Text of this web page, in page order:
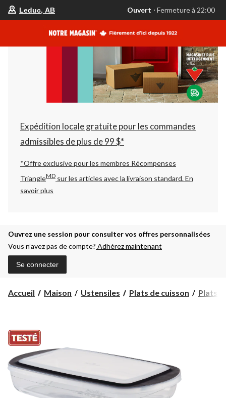
votre
est
AB,
Ouvert,
Fermeture
à
22:00
changer
Leduc, AB Ouvert ⋅ Fermeture à 22:00
Expédition locale gratuite pour les commandes
admissibles de plus de 99 $*
*Offre exclusive pour les membres Récompenses
TriangleMD sur les articles avec la livraison standard.En
savoir plus
Ouvrez une session pour consulter vos offres personnalisées
Vous n’avez pas de compte? Adhérez maintenant
Se connecter
Accueil Maison Ustensiles Plats de cuisson Plats